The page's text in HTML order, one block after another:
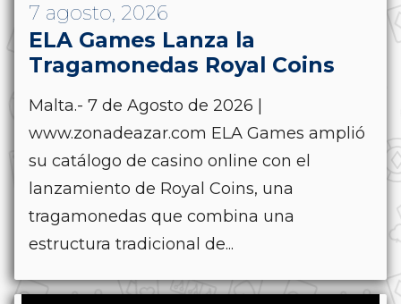
7 agosto, 2026
ELA Games Lanza la
Tragamonedas Royal Coins
Malta.- 7 de Agosto de 2026 |
www.zonadeazar.com ELA Games amplió
su catálogo de casino online con el
lanzamiento de Royal Coins, una
tragamonedas que combina una
estructura tradicional de...